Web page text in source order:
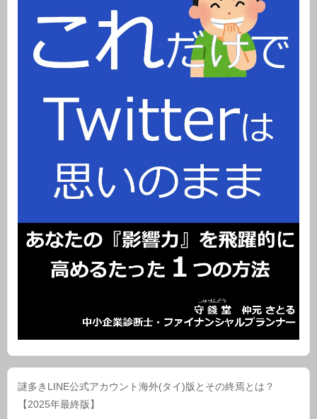
謎多きLINE公式アカウント海外(タイ)版とその終焉とは？
【2025年最終版】